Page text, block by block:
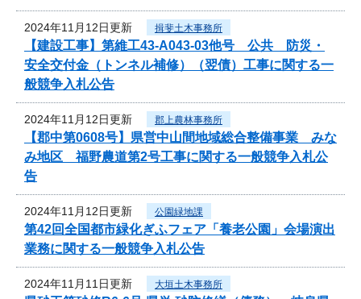
2024年11月12日更新 揖斐土木事務所
【建設工事】第維工43-A043-03他号 公共 防災・
安全交付金（トンネル補修）（翌債）工事に関する一
般競争入札公告
2024年11月12日更新 郡上農林事務所
【郡中第0608号】県営中山間地域総合整備事業 みな
み地区 福野農道第2号工事に関する一般競争入札公
告
2024年11月12日更新 公園緑地課
第42回全国都市緑化ぎふフェア「養老公園」会場演出
業務に関する一般競争入札公告
2024年11月11日更新 大垣土木事務所